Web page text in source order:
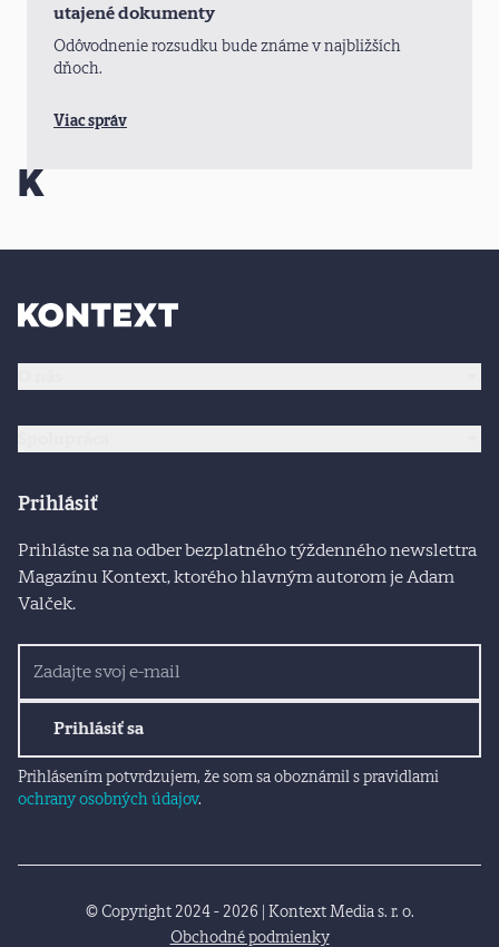
utajené dokumenty
Odôvodnenie rozsudku bude známe v najbližších
dňoch.
Viac správ
Prihlásiť
Prihláste sa na odber bezplatného týždenného newslettra
Magazínu Kontext, ktorého hlavným autorom je Adam
Valček.
Prihlásiť sa
Prihlásením potvrdzujem, že som sa oboznámil s pravidlami
ochrany osobných údajov.
© Copyright 2024 - 2026 | Kontext Media s. r. o.
Obchodné podmienky